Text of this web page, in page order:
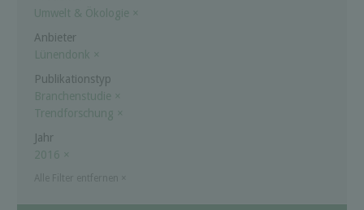
Umwelt & Ökologie ×
Anbieter
Lünendonk ×
Publikationstyp
Branchenstudie ×
Trendforschung ×
Jahr
2016 ×